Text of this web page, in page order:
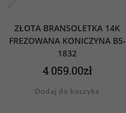
ZŁOTA BRANSOLETKA 14K
FREZOWANA KONICZYNA B5-
1832
4 059.00zł
Dodaj do koszyka